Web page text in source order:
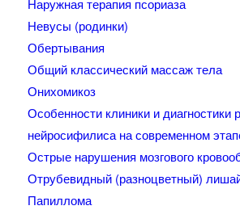
Наружная терапия псориаза
Невусы (родинки)
Обертывания
Общий классический массаж тела
Онихомикоз
Особенности клиники и диагностики
нейросифилиса на современном
Острые нарушения мозгового
Отрубевидный (разноцветный)
Папиллома